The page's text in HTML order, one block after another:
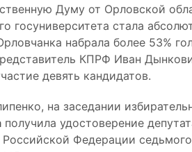
Думу от Орловской
госуниверситета стала
набрала более 53%
КПРФ Иван
девять кандидатов.
на заседании
получила удостоверение
Федерации